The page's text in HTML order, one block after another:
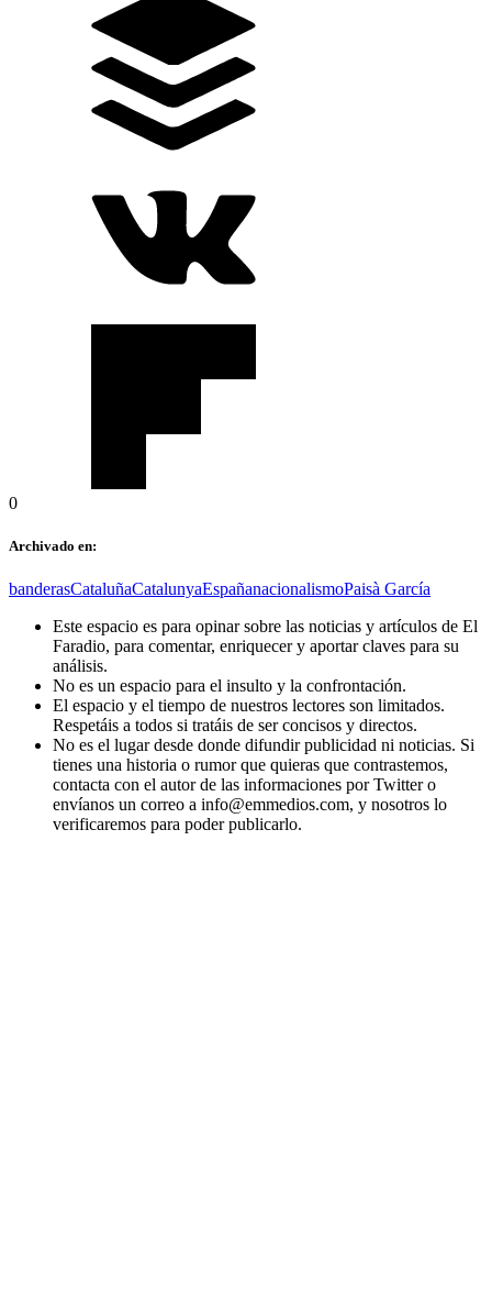
0
Archivado en:
banderasCataluñaCatalunyaEspañanacionalismoPaisà García
Este espacio es para opinar sobre las noticias y artículos de El
Faradio, para comentar, enriquecer y aportar claves para su
análisis.
No es un espacio para el insulto y la confrontación.
El espacio y el tiempo de nuestros lectores son limitados.
Respetáis a todos si tratáis de ser concisos y directos.
No es el lugar desde donde difundir publicidad ni noticias. Si
tienes una historia o rumor que quieras que contrastemos,
contacta con el autor de las informaciones por Twitter o
envíanos un correo a info@emmedios.com, y nosotros lo
verificaremos para poder publicarlo.